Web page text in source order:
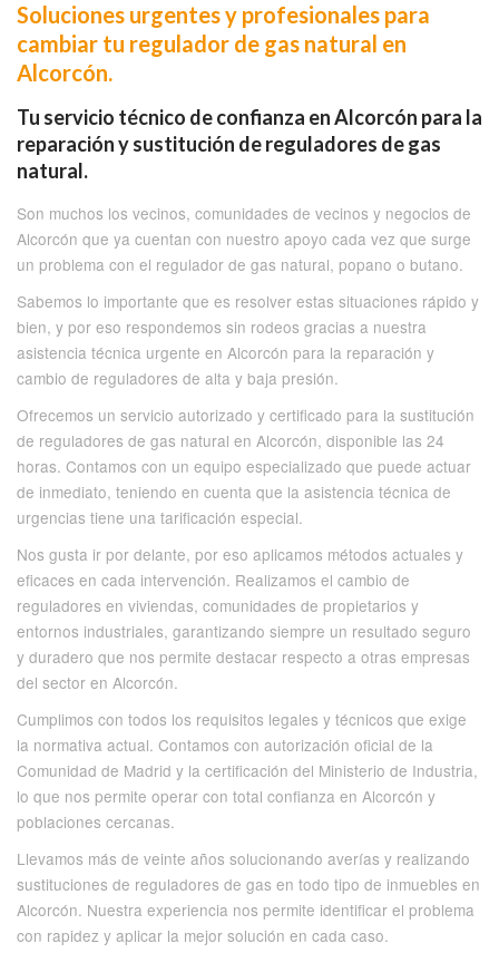
Soluciones urgentes y profesionales para
cambiar tu regulador de gas natural en
Alcorcón.
Tu servicio técnico de confianza en Alcorcón para la
reparación y sustitución de reguladores de gas
natural.
Son muchos los vecinos, comunidades de vecinos y negocios de
Alcorcón que ya cuentan con nuestro apoyo cada vez que surge
un problema con el regulador de gas natural, popano o butano.
Sabemos lo importante que es resolver estas situaciones rápido y
bien, y por eso respondemos sin rodeos gracias a nuestra
asistencia técnica urgente en Alcorcón para la reparación y
cambio de reguladores de alta y baja presión.
Ofrecemos un servicio autorizado y certificado para la sustitución
de reguladores de gas natural en Alcorcón, disponible las 24
horas. Contamos con un equipo especializado que puede actuar
de inmediato, teniendo en cuenta que la asistencia técnica de
urgencias tiene una tarificación especial.
Nos gusta ir por delante, por eso aplicamos métodos actuales y
eficaces en cada intervención. Realizamos el cambio de
reguladores en viviendas, comunidades de propietarios y
entornos industriales, garantizando siempre un resultado seguro
y duradero que nos permite destacar respecto a otras empresas
del sector en Alcorcón.
Cumplimos con todos los requisitos legales y técnicos que exige
la normativa actual. Contamos con autorización oficial de la
Comunidad de Madrid y la certificación del Ministerio de Industria,
lo que nos permite operar con total confianza en Alcorcón y
poblaciones cercanas.
Llevamos más de veinte años solucionando averías y realizando
sustituciones de reguladores de gas en todo tipo de inmuebles en
Alcorcón. Nuestra experiencia nos permite identificar el problema
con rapidez y aplicar la mejor solución en cada caso.